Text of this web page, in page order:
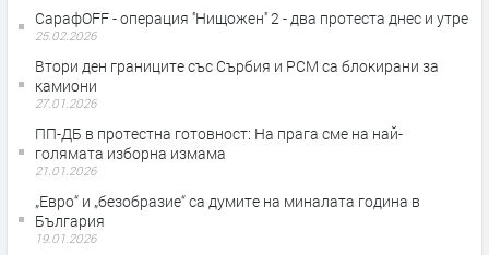
СарафOFF - операция ''Нищожен'' 2 - два протеста днес и утре
25.02.2026
Втори ден границите със Сърбия и РСМ са блокирани за
камиони
27.01.2026
ПП-ДБ в протестна готовност: На прага сме на най-
голямата изборна измама
21.01.2026
„Евро“ и „безобразие“ са думите на миналата година в
България
19.01.2026